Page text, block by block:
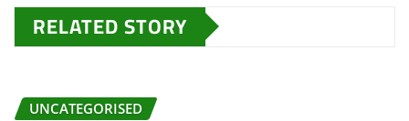
RELATED STORY
UNCATEGORISED